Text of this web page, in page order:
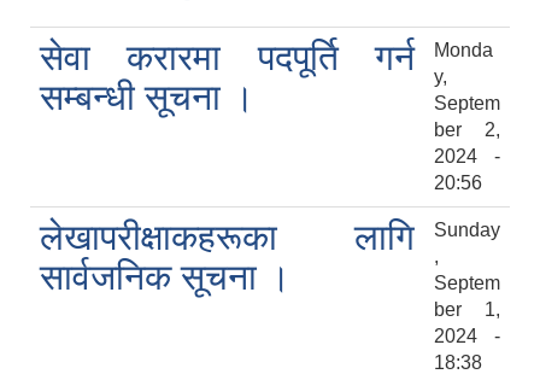
सेवा करारमा पदपूर्ति गर्न
सम्बन्धी सूचना ।
Monda
y,
Septem
ber 2,
2024 -
20:56
लेखापरीक्षाकहरूका लागि
सार्वजनिक सूचना ।
Sunday
,
Septem
ber 1,
2024 -
18:38